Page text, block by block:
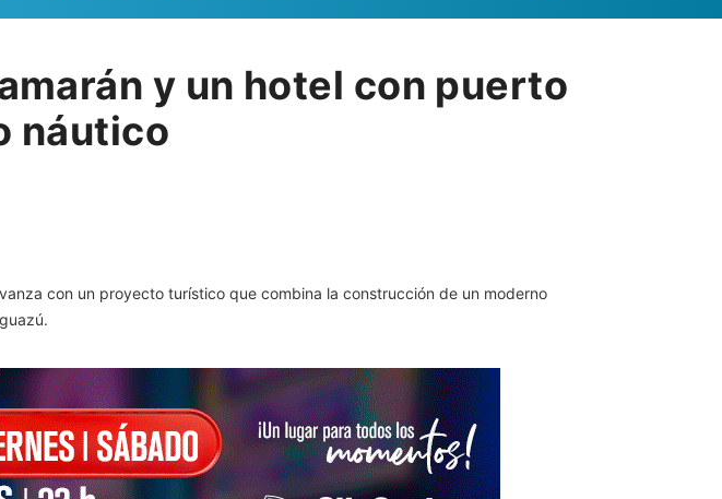
y un hotel con puerto
náutico
con un proyecto turístico que combina la construcción de un moderno